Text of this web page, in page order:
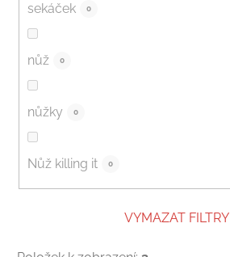
sekáček 0
nůž 0
nůžky 0
Nůž killing it 0
VYMAZAT FILTRY